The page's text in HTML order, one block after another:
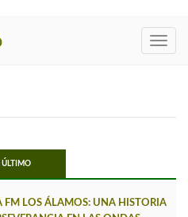
ÚLTIMO
FM LOS ÁLAMOS: UNA HISTORIA